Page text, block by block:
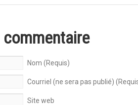
Nom (Requis)
Courriel (ne sera pas publié)
Site web